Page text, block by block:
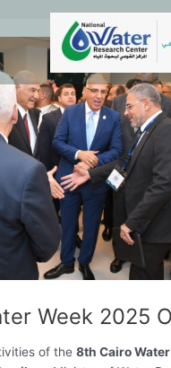
Water Week
the activities of the8th